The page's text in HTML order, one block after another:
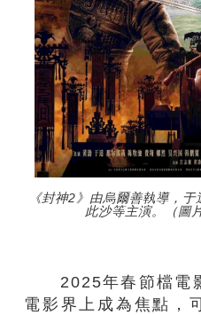
《封神2》由烏爾善執導，
此沙等主演。（圖
2025年春節檔電影
電影界上成為焦點，